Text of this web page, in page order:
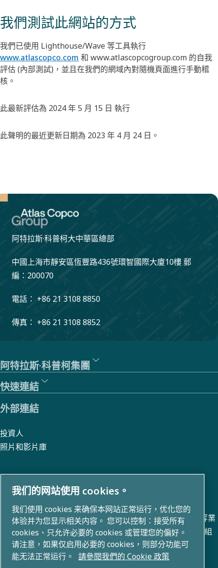
我們測試此網站的方式
我們已使用 Lighthouse/Wave 等工具執行
www.atlascopco.com 和 www.atlascopcogroup.com 的自我
評估 (內部測試)，並且在我們的網域內對隨機頁面進行手動稽
核。
此最新評估為 2024 年 5 月 15 日 執行
此聲明的最近更新日期為 2023 年 4 月 24 日。
阿特拉斯·科普柯大中華區總部
中國上海市靜安區恆豐路436號環智國際大廈10樓 郵
編：200070
電話： +86 21 3108 8850
傳真： +86 21 3108 8852
阿特拉斯·科普柯集團
快速連結
外部連結
投資人
照片和影片庫
關於我們
阿特拉斯 · 科普柯集團在空氣壓縮、真空、工業和電力技術等業
務領域開發創新解決方案。我們擁有 80+ 個品牌的全球產品組
合，能夠實現改變未來的技術。
我们的网站使用 cookies。
我们使用 cookies 来确保本网站正常运行，优化您的
体验并为您显示相关内容。 您可以控制：接受所有
cookies、只允许必要的 cookies 或管理您的偏好。
请注意，如果仅启用必要的 cookies，则部分功能可
能无法正常运行。
請參閱我們的 Cookie 政策